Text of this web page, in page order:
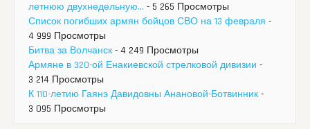
летнюю двухнедельную... - 5 265 Просмотры
Список погибших армян бойцов СВО на 13 февраля -
4 999 Просмотры
Битва за Волчанск - 4 249 Просмотры
Армяне в 320-ой Енакиевской стрелковой дивизии -
3 214 Просмотры
К 110-летию Гаянэ Давидовны Анановой-Ботвинник -
3 095 Просмотры